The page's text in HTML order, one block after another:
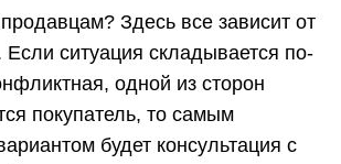
Здесь все зависит от
Если ситуация складывается по-
одной из сторон
покупатель, то самым
будет консультация с